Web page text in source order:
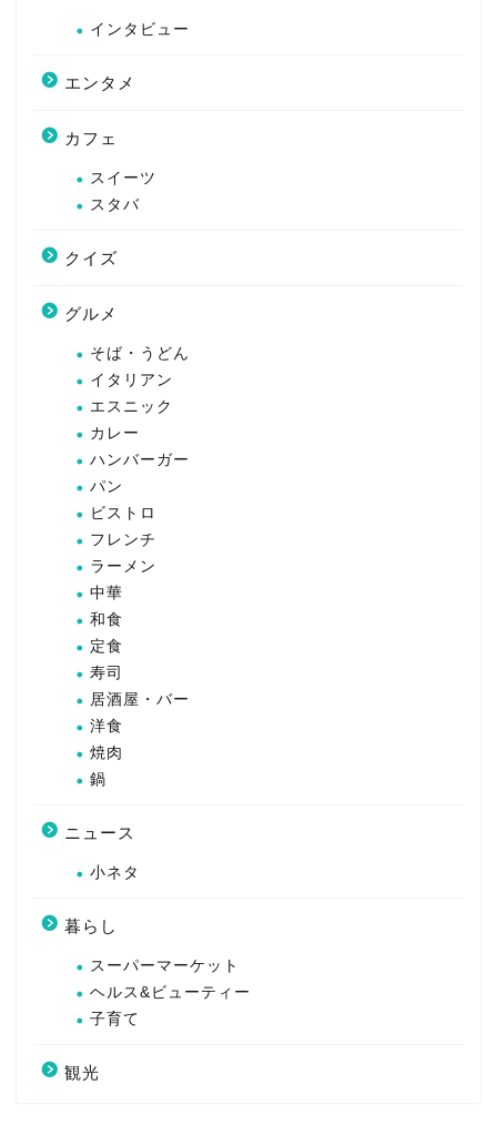
インタビュー
エンタメ
カフェ
スイーツ
スタバ
クイズ
グルメ
そば・うどん
イタリアン
エスニック
カレー
ハンバーガー
パン
ビストロ
フレンチ
ラーメン
中華
和食
定食
寿司
居酒屋・バー
洋食
焼肉
鍋
ニュース
小ネタ
暮らし
スーパーマーケット
ヘルス&ビューティー
子育て
観光